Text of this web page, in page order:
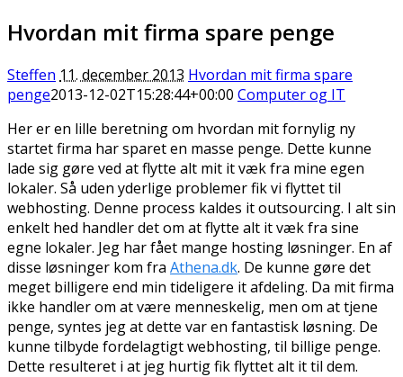
Hvordan mit firma spare penge
Steffen 11. december 2013 Hvordan mit firma spare
penge2013-12-02T15:28:44+00:00 Computer og IT
Her er en lille beretning om hvordan mit fornylig ny
startet firma har sparet en masse penge. Dette kunne
lade sig gøre ved at flytte alt mit it vækfra mine egen
lokaler. Så uden yderlige problemer fik vi flyttet til
webhosting. Denne process kaldes it outsourcing. I alt sin
enkelt hed handler det om at flytte alt it væk fra sine
egne lokaler. Jeg har fået mange hosting løsninger. En af
disse løsninger kom fra Athena.dk. De kunne gøre det
meget billigere end min tideligere it afdeling. Da mit firma
ikke handler om at være menneskelig, men om at tjene
penge, syntes jeg at dette var en fantastisk løsning. De
kunne tilbyde fordelagtigt webhosting, til billige penge.
Dette resulteret i at jeg hurtig fik flyttet alt it til dem.